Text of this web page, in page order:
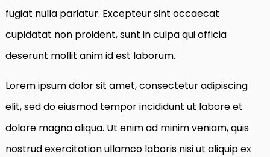
fugiat nulla pariatur. Excepteur sint occaecat
cupidatat non proident, sunt in culpa qui officia
deserunt mollit anim id est laborum.
Lorem ipsum dolor sit amet, consectetur adipiscing
elit, sed do eiusmod tempor incididunt ut labore et
dolore magna aliqua. Ut enim ad minim veniam, quis
nostrud exercitation ullamco laboris nisi ut aliquip ex